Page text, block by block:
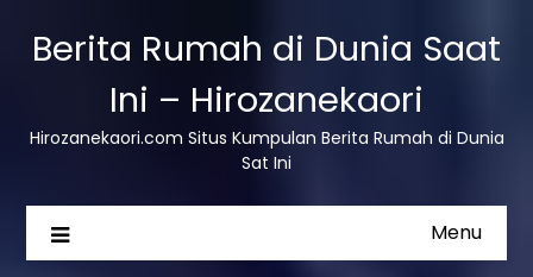
Berita Rumah di Dunia Saat
Ini – Hirozanekaori
Hirozanekaori.com Situs Kumpulan Berita Rumah di Dunia
Sat Ini
Menu